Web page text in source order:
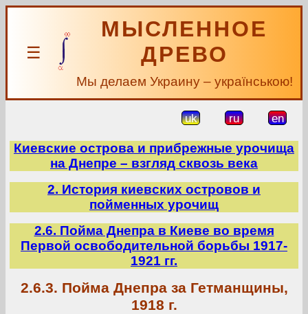
☰
МЫСЛЕННОЕ
ДРЕВО
Мы делаем Украину – українською!
uk ru en
Киевские острова и прибрежные урочища
на Днепре – взгляд сквозь века
2. История киевских островов и
пойменных урочищ
2.6. Пойма Днепра в Киеве во время
Первой освободительной борьбы 1917-
1921 гг.
2.6.3. Пойма Днепра за Гетманщины,
1918 г.